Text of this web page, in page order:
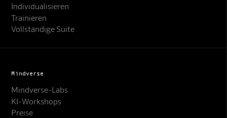
Individualisieren
Trainieren
Vollständige Suite
Mindverse
Mindverse-Labs
KI-Workshops
Preise